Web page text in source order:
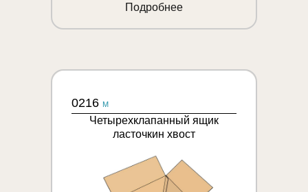
Подробнее
0216 M
Четырехклапанный ящик
ласточкин хвост